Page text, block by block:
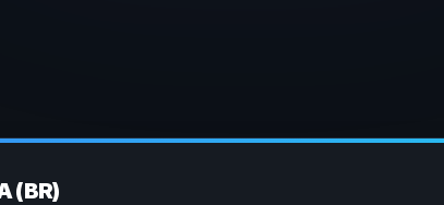
(BR)